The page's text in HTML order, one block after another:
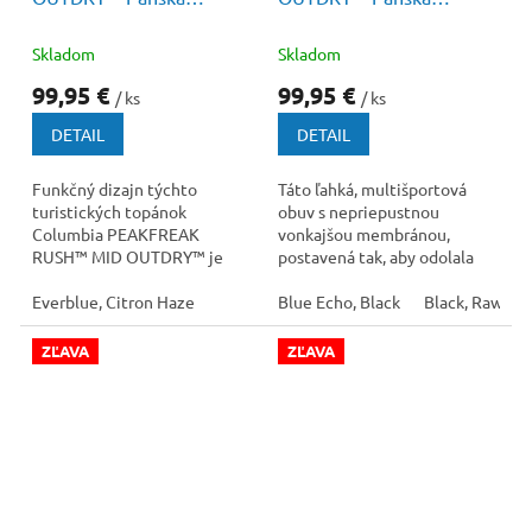
Skladom
99,95 € / ks
DETAIL
Funkčný dizajn týchto
turistických topánok
Columbia PEAKFREAK
RUSH™ MID OUTDRY™ je
výzvu, ktorá sa vám postaví
do...
Everblue, Citron Haze
Membránou
Skladom
99,95 € / ks
DETAIL
Táto ľahká, multišportová
obuv s nepriepustnou
vonkajšou membránou,
postavená tak, aby odolala
udrží vaše nohy v suchu...
Blue Echo, Black Black, Raw
ZĽAVA ZĽAVA